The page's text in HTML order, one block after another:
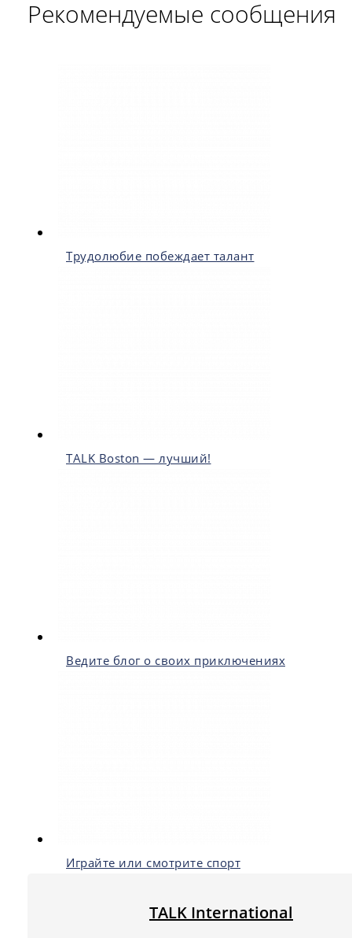
Рекомендуемые сообщения
Трудолюбие побеждает талант
TALK Boston — лучший!
Ведите блог о своих приключениях
Играйте или смотрите спорт
TALK International